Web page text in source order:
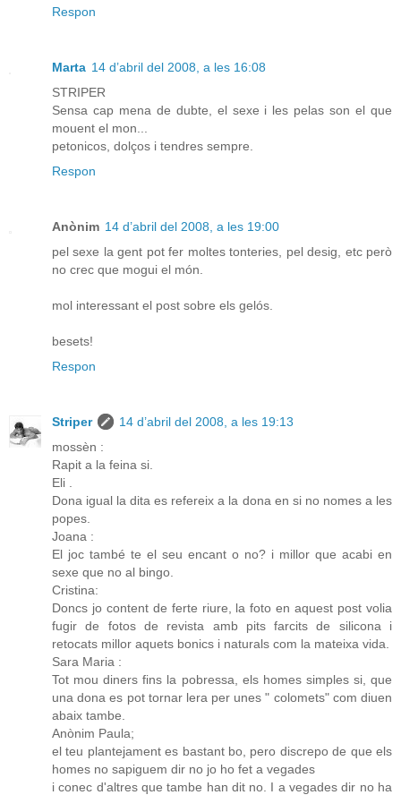
Respon
Marta 14 d’abril del 2008, a les 16:08
STRIPER
Sensa cap mena de dubte, el sexe i les pelas son el que
mouent el mon...
petonicos, dolços i tendres sempre.
Respon
Anònim 14 d’abril del 2008, a les 19:00
pel sexe la gent pot fer moltes tonteries, pel desig, etc però
no crec que mogui el món.
mol interessant el post sobre els gelós.
besets!
Respon
Striper
14 d’abril del 2008, a les 19:13
mossèn :
Rapit a la feina si.
Eli .
Dona igual la dita es refereix a la dona en si no nomes a les
popes.
Joana :
El joc també te el seu encant o no? i millor que acabi en
sexe que no al bingo.
Cristina:
Doncs jo content de ferte riure, la foto en aquest post volia
fugir de fotos de revista amb pits farcits de silicona i
retocats millor aquets bonics i naturals com la mateixa vida.
Sara Maria :
Tot mou diners fins la pobressa, els homes simples si, que
una dona es pot tornar lera per unes " colomets" com diuen
abaix tambe.
Anònim Paula;
el teu plantejament es bastant bo, pero discrepo de que els
homes no sapiguem dir no jo ho fet a vegades
i conec d'altres que tambe han dit no. I a vegades dir no ha